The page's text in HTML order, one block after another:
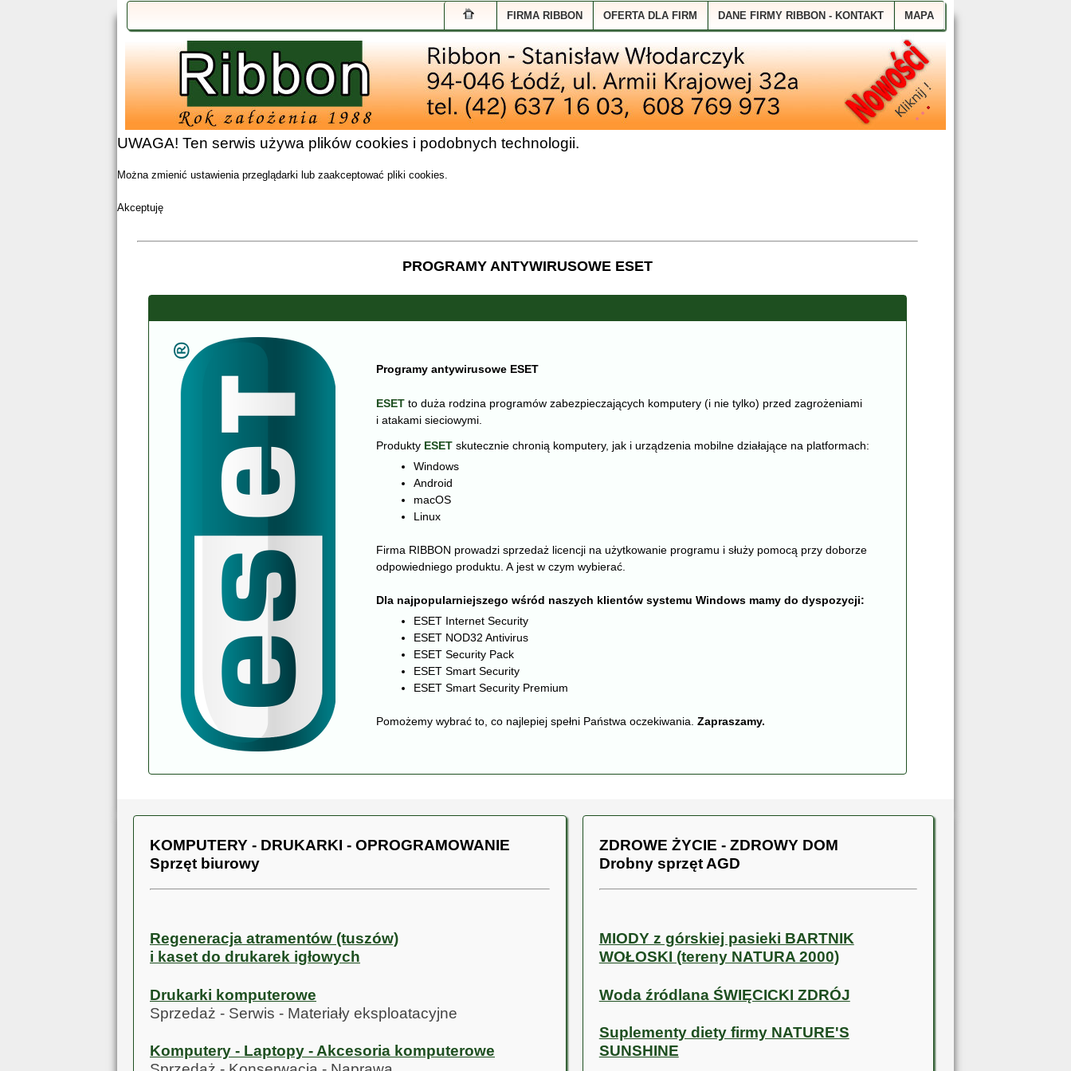
UWAGA! Ten serwis używa plików cookies i podobnych technologii.
Można zmienić ustawienia przeglądarki lub zaakceptować pliki cookies.
Akceptuję
FIRMA RIBBON OFERTA DLA FIRM DANE FIRMY RIBBON - KONTAKT MAPA
Rozmiar tekstu Zwiększ Wyzeruj Zmniejsz
PROGRAMY ANTYWIRUSOWE ESET
Programy antywirusowe ESET
ESETto duża rodzina programów zabezpieczających komputery (i nie tylko) przed zagrożeniami
i atakami sieciowymi.
Produkty ESETskutecznie chronią komputery, jak i urządzenia mobilne działające na platformach:
Windows
Android
macOS
Linux
Firma RIBBON prowadzi sprzedaż licencji na użytkowanie programu i służy pomocą przy doborze
odpowiedniego produktu. A jest w czym wybierać.
Dla najpopularniejszego wśród naszych klientów systemu Windows mamy do dyspozycji:
ESET Internet Security
ESET NOD32 Antivirus
ESET Security Pack
ESET Smart Security
ESET Smart Security Premium
Pomożemy wybrać to, co najlepiej spełni Państwa oczekiwania. Zapraszamy.
KOMPUTERY - DRUKARKI - OPROGRAMOWANIE
Sprzęt biurowy
Regeneracja atramentów (tuszów)
i kaset do drukarek igłowych
Drukarki komputerowe
Sprzedaż - Serwis - Materiały eksploatacyjne
Komputery - Laptopy - Akcesoria komputerowe
ZDROWE ŻYCIE - ZDROWY DOM
Drobny sprzęt AGD
MIODY z górskiej pasieki BARTNIK
WOŁOSKI (tereny NATURA 2000)
Woda źródlana ŚWIĘCICKI ZDRÓJ
Suplementy diety firmy NATURE'S
SUNSHINE